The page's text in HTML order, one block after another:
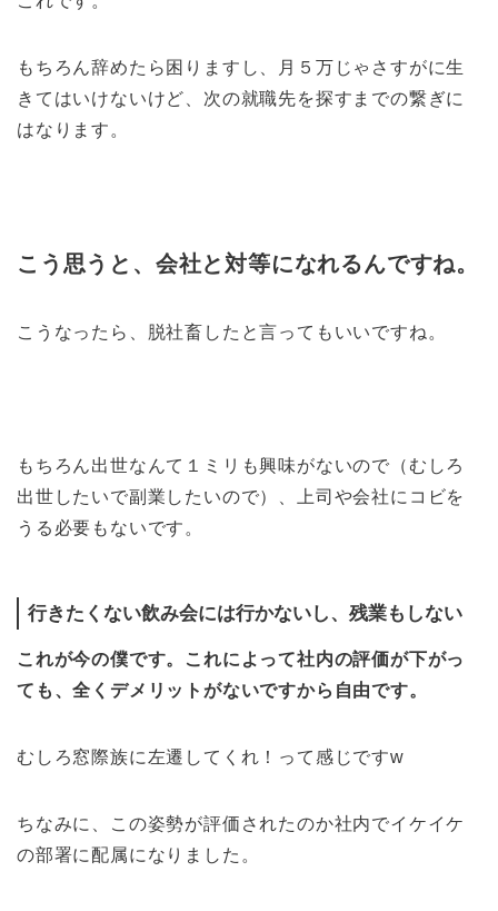
もちろん辞めたら困りますし、月５万じゃさすがに生
きてはいけないけど、次の就職先を探すまでの繋ぎに
はなります。
こう思うと、会社と対等になれるんですね。
こうなったら、脱社畜したと言ってもいいですね。
もちろん出世なんて１ミリも興味がないので（むしろ
出世したいで副業したいので）、上司や会社にコビを
うる必要もないです。
行きたくない飲み会には行かないし、残業もしない
これが今の僕です。これによって社内の評価が下がっ
ても、全くデメリットがないですから自由です。
むしろ窓際族に左遷してくれ！って感じですw
ちなみに、この姿勢が評価されたのか社内でイケイケ
の部署に配属になりました。